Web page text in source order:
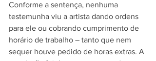
Conforme a sentença, nenhuma
testemunha viu a artista dando ordens
para ele ou cobrando cumprimento de
horário de trabalho – tanto que nem
sequer houve pedido de horas extras. A